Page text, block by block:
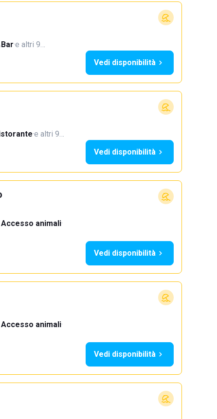
Bar·e altri 9…
Vedi disponibilità
·e altri 9…
Vedi disponibilità
Accesso animali·
Vedi disponibilità
Accesso animali·
Vedi disponibilità